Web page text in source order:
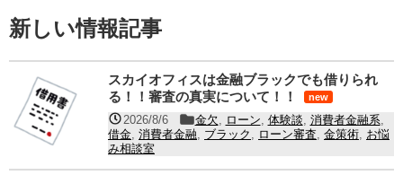
新しい情報記事
スカイオフィスは金融ブラックでも借りられ
る！！審査の真実について！！
new
2026/8/6 金欠 ローン 体験談 消費者金融系
借金 消費者金融 ブラック ローン審査 金策術 お悩
み相談室